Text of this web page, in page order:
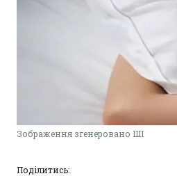
Зображення згенеровано ШІ
Поділитись: